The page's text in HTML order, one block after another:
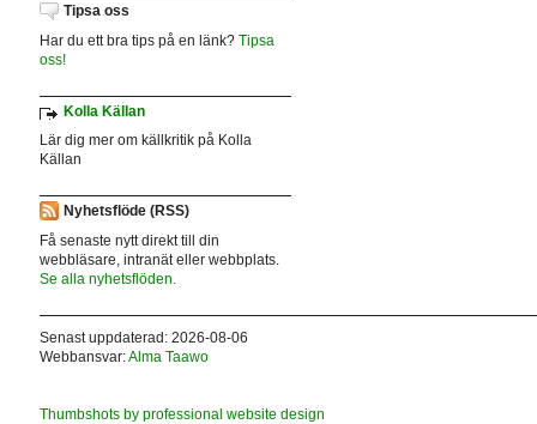
Tipsa oss
Har du ett bra tips på en länk? Tipsa
oss!
Kolla Källan
Lär dig mer om källkritik på Kolla
Källan
Nyhetsflöde (RSS)
Få senaste nytt direkt till din
webbläsare, intranät eller webbplats.
Se alla nyhetsflöden.
Senast uppdaterad: 2026-08-06
Webbansvar:Alma Taawo
Thumbshots by professional website design